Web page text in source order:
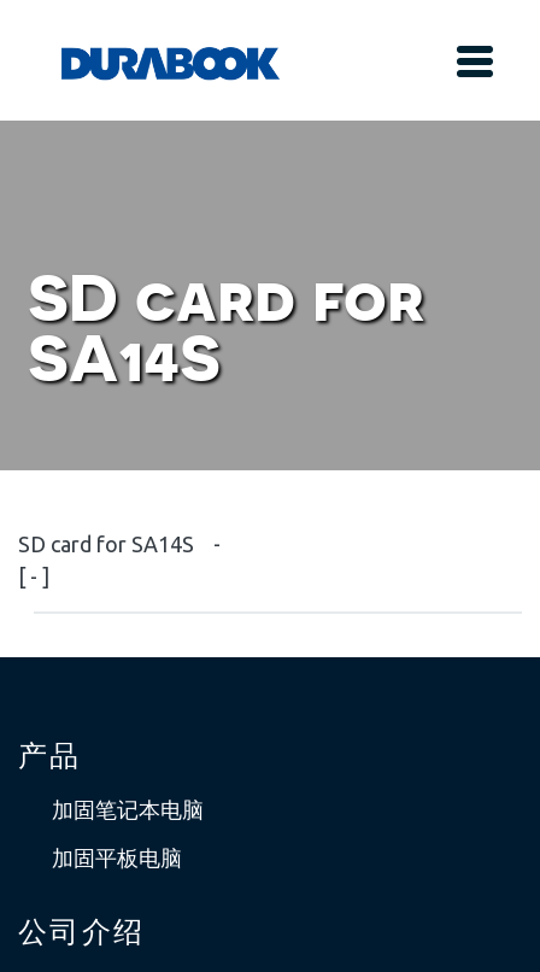
SD card for
SA14S
SD card for SA14S
-
[ - ]
产品
加固笔记本电脑
加固平板电脑
公司介绍